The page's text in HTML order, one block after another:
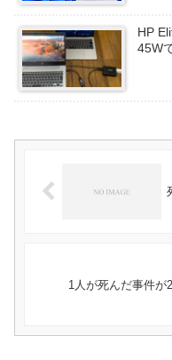
HP
45W
1人が死んだ事件が